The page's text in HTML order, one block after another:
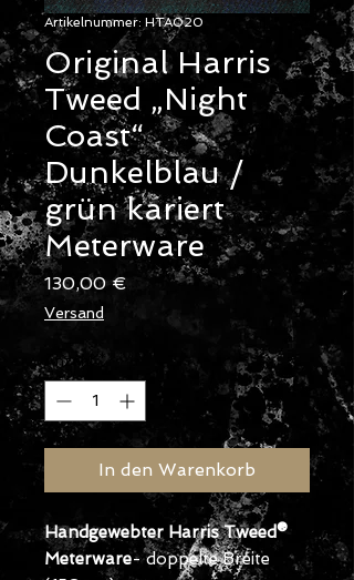
Artikelnummer: HTA020
Original Harris
Tweed „Night
Coast“
Dunkelblau /
grün kariert
Meterware
130,00 € Preis
Versand
Anzahl *
In den Warenkorb
Handgewebter Harris Tweed®
Meterware- doppelte Breite